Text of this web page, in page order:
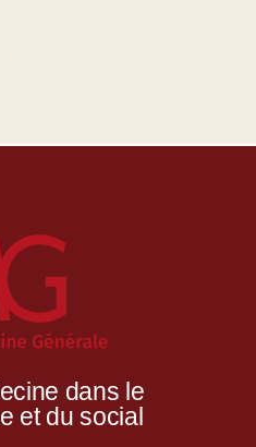
dans le
et du social